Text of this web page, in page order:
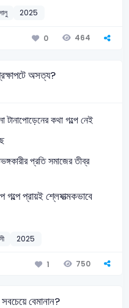
2025
0 464
অসত্য?
কথা গল্পে নেই
প্রতি সমাজের তীব্র
গল্পে প্রায়ই শ্লেষাত্মকভাবে
2025
1 750
বেমানান?